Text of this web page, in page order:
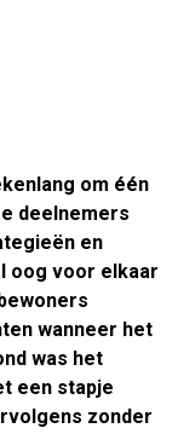
om één
deelnemers
en
oog voor elkaar
wanneer het
was het
een stapje
zonder